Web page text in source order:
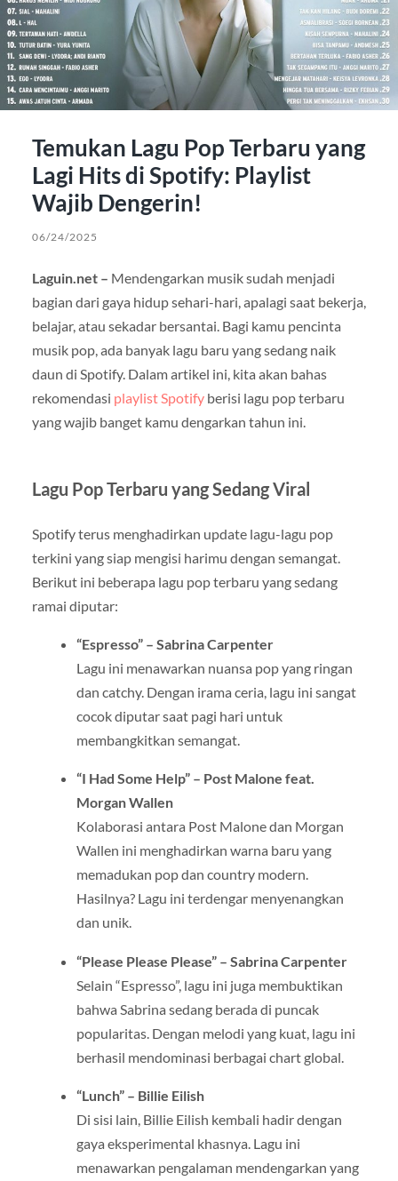
Temukan Lagu Pop Terbaru yang
Lagi Hits di Spotify: Playlist
Wajib Dengerin!
06/24/2025
Laguin.net – Mendengarkan musik sudah menjadi
bagian dari gaya hidup sehari-hari, apalagi saat bekerja,
belajar, atau sekadar bersantai. Bagi kamu pencinta
musik pop, ada banyak lagu baru yang sedang naik
daun di Spotify. Dalam artikel ini, kita akan bahas
rekomendasi playlist Spotifyberisi lagu pop terbaru
yang wajib banget kamu dengarkan tahun ini.
Lagu Pop Terbaru yang Sedang Viral
Spotify terus menghadirkan update lagu-lagu pop
terkini yang siap mengisi harimu dengan semangat.
Berikut ini beberapa lagu pop terbaru yang sedang
ramai diputar:
“Espresso” – Sabrina Carpenter
Lagu ini menawarkan nuansa pop yang ringan
dan catchy. Dengan irama ceria, lagu ini sangat
cocok diputar saat pagi hari untuk
membangkitkan semangat.
“I Had Some Help” – Post Malone feat.
Morgan Wallen
Kolaborasi antara Post Malone dan Morgan
Wallen ini menghadirkan warna baru yang
memadukan pop dan country modern.
Hasilnya? Lagu ini terdengar menyenangkan
dan unik.
“Please Please Please” – Sabrina Carpenter
Selain “Espresso”, lagu ini juga membuktikan
bahwa Sabrina sedang berada di puncak
popularitas. Dengan melodi yang kuat, lagu ini
berhasil mendominasi berbagai chart global.
“Lunch” – Billie Eilish
Di sisi lain, Billie Eilish kembali hadir dengan
gaya eksperimental khasnya. Lagu ini
menawarkan pengalaman mendengarkan yang